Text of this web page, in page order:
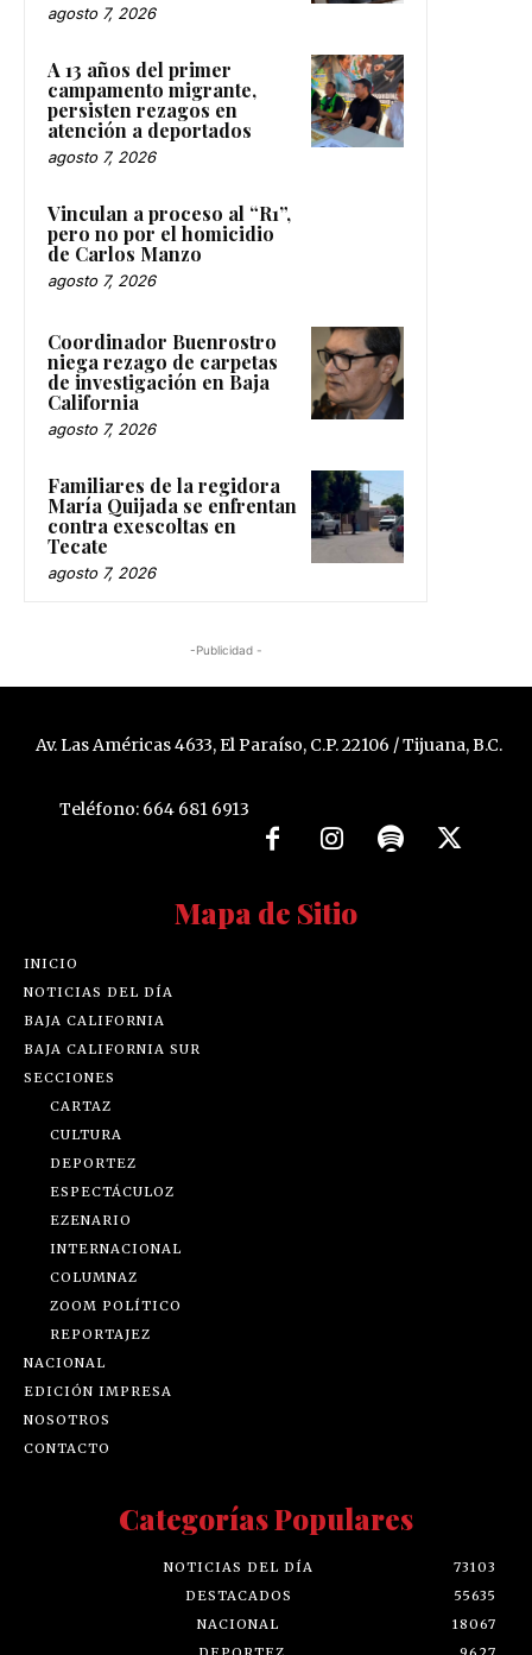
agosto 7, 2026
A 13 años del primer
campamento migrante,
persisten rezagos en
atención a deportados
agosto 7, 2026
Vinculan a proceso al “R1”,
pero no por el homicidio
de Carlos Manzo
agosto 7, 2026
Coordinador Buenrostro
niega rezago de carpetas
de investigación en Baja
California
agosto 7, 2026
Familiares de la regidora
María Quijada se enfrentan
contra exescoltas en
Tecate
agosto 7, 2026
-Publicidad -
Av. Las Américas 4633, El Paraíso, C.P. 22106 / Tijuana, B.C.
Teléfono: 664 681 6913
Mapa de Sitio
INICIO
NOTICIAS DEL DÍA
BAJA CALIFORNIA
BAJA CALIFORNIA SUR
SECCIONES
CARTAZ
CULTURA
DEPORTEZ
ESPECTÁCULOZ
EZENARIO
INTERNACIONAL
COLUMNAZ
ZOOM POLÍTICO
REPORTAJEZ
NACIONAL
EDICIÓN IMPRESA
NOSOTROS
CONTACTO
Categorías Populares
NOTICIAS DEL DÍA
73103
DESTACADOS
55635
NACIONAL
18067